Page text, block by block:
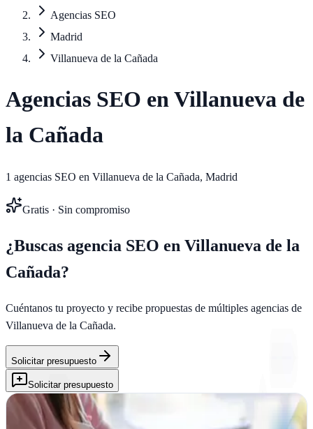
Agencias SEO
Madrid
Villanueva de la Cañada
Agencias SEO enVillanueva de
la Cañada
1 agencias SEO en Villanueva de la Cañada, Madrid
Gratis · Sin compromiso
¿Buscas agencia SEO en Villanueva de la
Cañada?
Cuéntanos tu proyecto y recibe propuestas de múltiples agencias de
Villanueva de la Cañada.
Solicitar presupuesto
Solicitar presupuesto
Dossis | Impresión, rótulos, videos